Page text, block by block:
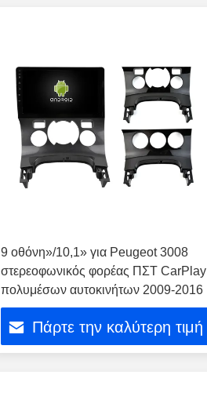
9 οθόνη»/10,1» για Peugeot 3008
στερεοφωνικός φορέας ΠΣΤ CarPlay
πολυμέσων αυτοκινήτων 2009-2016
Πάρτε την καλύτερη τιμή